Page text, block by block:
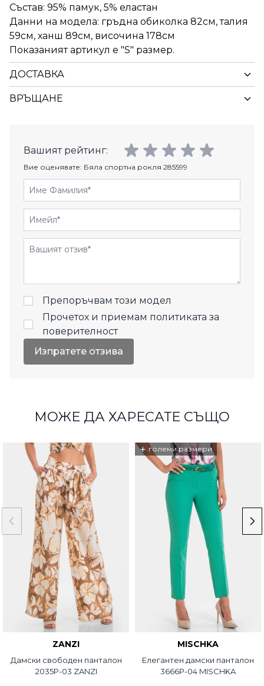
Състав: 95% памук, 5% еластан
Данни на модела: гръдна обиколка 82см, талия
59см, ханш 89см, височина 178см
Показаният артикул е "S" размер.
ДОСТАВКА
ВРЪЩАНЕ
Вашият рейтинг:
Вие оценявате: Бяла спортна рокля 285599
Име Фамилия
Имейл
Отзиви
Препоръчвам този модел
Прочетох и приемам политиката за
поверителност
Изпратете отзива
МОЖЕ ДА ХАРЕСАТЕ СЪЩО
ZANZI
Дамски свободен панталон
2035P-03 ZANZI
+ големи размери
MISCHKA
Елегантен дамски панталон
3666P-04 MISCHKA